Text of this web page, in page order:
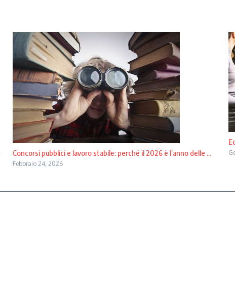
Concorsi pubblici e lavoro stabile: perché il 2026 è l’anno delle ...
Febbraio 24, 2026